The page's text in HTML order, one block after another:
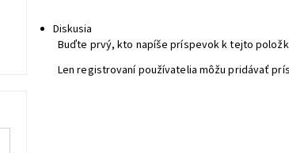
Diskusia
Buďte prvý, kto napíše príspevok k tejto
Len registrovaní používatelia môžu pridávať